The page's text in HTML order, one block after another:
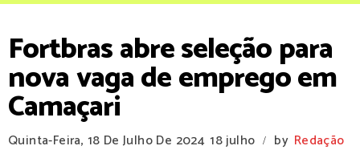
Fortbras abre seleção para
nova vaga de emprego em
Camaçari
Quinta-Feira, 18 De Julho De 2024 18 julho / by Redação